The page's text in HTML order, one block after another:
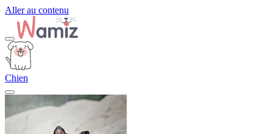
Aller au contenu
Chien